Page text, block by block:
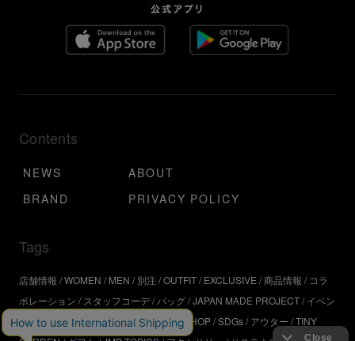
Contents
NEWS
ABOUT
BRAND
PRIVACY POLICY
Tags
店舗情報 WOMEN MEN 別注 OUTFIT EXCLUSIVE 商品情報
コラ
ボレーション
スタッフコーデ バッグ JAPAN MADE PROJECT イベン
ト アウトドア インタビュー WORKSHOP SDGs アウター TINY